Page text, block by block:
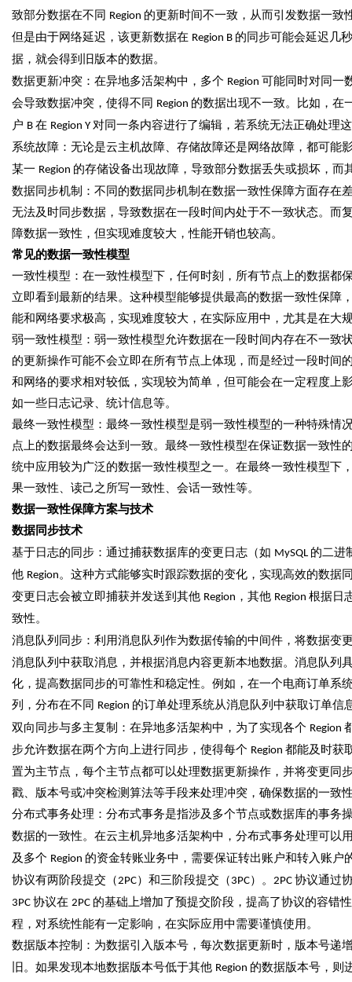
致部分数据在不同 Region 的更新时间不一致，从而引发数据一致
但是由于网络延迟，该更新数据在 Region B 的同步可能会延迟几
据，就会得到旧版本的数据。
数据更新冲突：在异地多活架构中，多个 Region 可能同时对同一
会导致数据冲突，使得不同 Region 的数据出现不一致。比如，在
户 B 在 Region Y 对同一条内容进行了编辑，若系统无法正确处理
系统故障：无论是云主机故障、存储故障还是网络故障，都可
某一 Region 的存储设备出现故障，导致部分数据丢失或损坏，而
数据同步机制：不同的数据同步机制在数据一致性保障方面存在
无法及时同步数据，导致数据在一段时间内处于不一致状态。而
障数据一致性，但实现难度较大，性能开销也较高。
常见的数据一致性模型
一致性模型：在一致性模型下，任何时刻，所有节点上的数据都
立即看到最新的结果。这种模型能够提供最高的数据一致性保
能和网络要求极高，实现难度较大，在实际应用中，尤其是在大
弱一致性模型：弱一致性模型允许数据在一段时间内存在不一致
的更新操作可能不会立即在所有节点上体现，而是经过一段时
和网络的要求相对较低，实现较为简单，但可能会在一定程度上
如一些日志记录、统计信息等。
最终一致性模型：最终一致性模型是弱一致性模型的一种特殊情
点上的数据最终会达到一致。最终一致性模型在保证数据一致
统中应用较为广泛的数据一致性模型之一。在最终一致性模型下
果一致性、读己之所写一致性、会话一致性等。
数据一致性保障方案与技术
数据同步技术
基于日志的同步：通过捕获数据库的变更日志（如 MySQL 的二进
他 Region 。这种方式能够实时跟踪数据的变化，实现高效的数据
变更日志会被立即捕获并发送到其他 Region ，其他 Region 根据日
致性。
消息队列同步：利用消息队列作为数据传输的中间件，将数据变
消息队列中获取消息，并根据消息内容更新本地数据。消息队列
化，提高数据同步的可靠性和稳定性。例如，在一个电商订单系
列，分布在不同 Region 的订单处理系统从消息队列中获取订单信
双向同步与多主复制：在异地多活架构中，为了实现各个 Region
步允许数据在两个方向上进行同步，使得每个 Region 都能及时获
置为主节点，每个主节点都可以处理数据更新操作，并将变更同
戳、版本号或冲突检测算法等手段来处理冲突，确保数据的一致
分布式事务处理：分布式事务是指涉及多个节点或数据库的事务
数据的一致性。在云主机异地多活架构中，分布式事务处理可以
及多个 Region 的资金转账业务中，需要保证转出账户和转入账
协议有两阶段提交（2PC）和三阶段提交（ 3PC）。 2PC 协议通过
3PC 协议在 2PC 的基础上增加了预提交阶段，提高了协议的容错
程，对系统性能有一定影响，在实际应用中需要谨慎使用。
数据版本控制：为数据引入版本号，每次数据更新时，版本号递
旧。如果发现本地数据版本号低于其他 Region 的数据版本号，则